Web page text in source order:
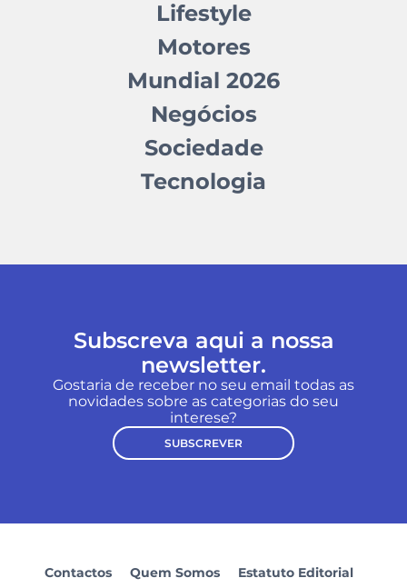
Lifestyle
Motores
Mundial 2026
Negócios
Sociedade
Tecnologia
Subscreva aqui a nossa
newsletter.
Gostaria de receber no seu email todas as
novidades sobre as categorias do seu
interese?
SUBSCREVER
Contactos Quem Somos Estatuto Editorial